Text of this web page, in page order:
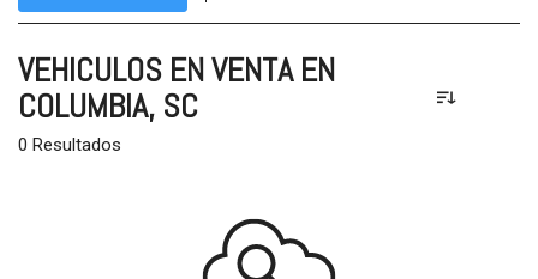
VEHICULOS EN VENTA EN
COLUMBIA, SC
0 Resultados